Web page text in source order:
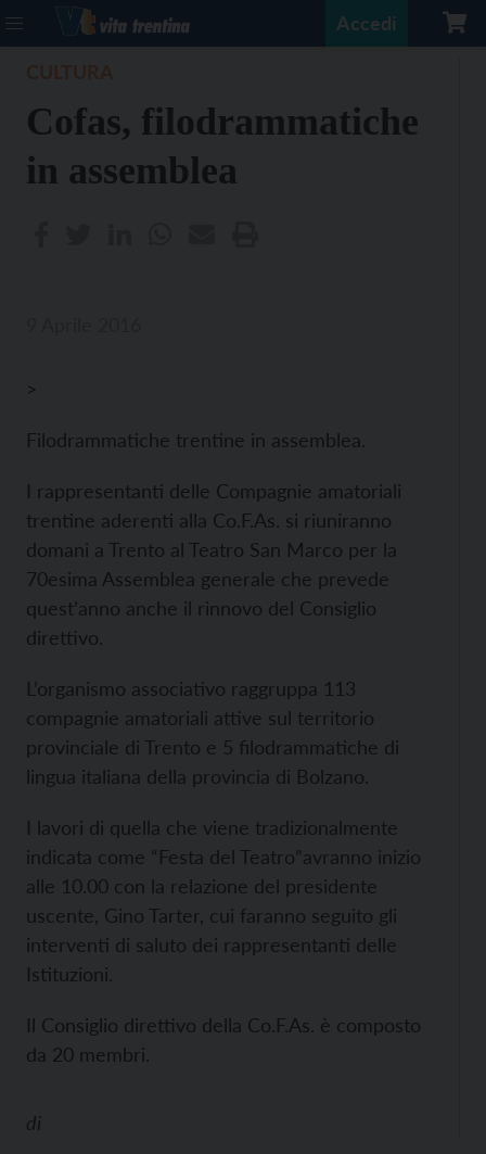
Accedi
Cofas, filodrammatiche
in assemblea
>
Filodrammatiche trentine in assemblea.
I rappresentanti delle Compagnie amatoriali
trentine aderenti alla Co.F.As. si riuniranno
domani a Trento al Teatro San Marco per la
70esima Assemblea generale che prevede
quest’anno anche il rinnovo del Consiglio
direttivo.
L’organismo associativo raggruppa 113
compagnie amatoriali attive sul territorio
provinciale di Trento e 5 filodrammatiche di
lingua italiana della provincia di Bolzano.
I lavori di quella che viene tradizionalmente
indicata come “Festa del Teatro”avranno inizio
alle 10.00 con la relazione del presidente
uscente, Gino Tarter, cui faranno seguito gli
interventi di saluto dei rappresentanti delle
Istituzioni.
Il Consiglio direttivo della Co.F.As. è composto
da 20 membri.
di